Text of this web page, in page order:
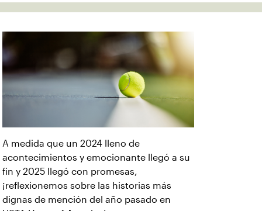
A medida que un 2024 lleno de
acontecimientos y emocionante llegó a su
fin y 2025 llegó con promesas,
¡reflexionemos sobre las historias más
dignas de mención del año pasado en